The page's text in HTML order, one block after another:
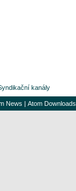
kanály
News | Atom Downloads